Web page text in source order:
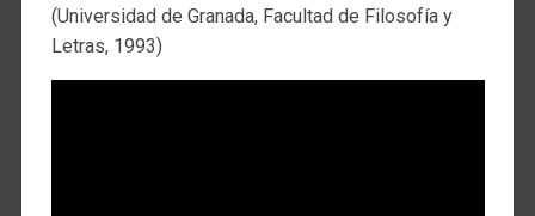
(Universidad de Granada, Facultad de Filosofía y
Letras, 1993)